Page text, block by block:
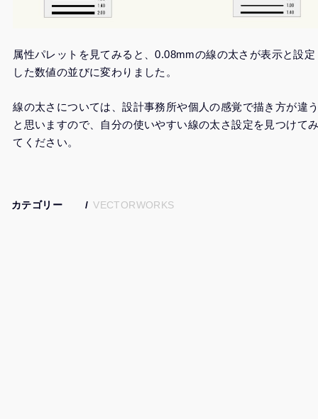
属性パレットを見てみると、0.08mmの線の太さが表示と設定
した数値の並びに変わりました。
線の太さについては、設計事務所や個人の感覚で描き方が違
と思いますので、自分の使いやすい線の太さ設定を見つけて
てください。
カテゴリー VECTORWORKS